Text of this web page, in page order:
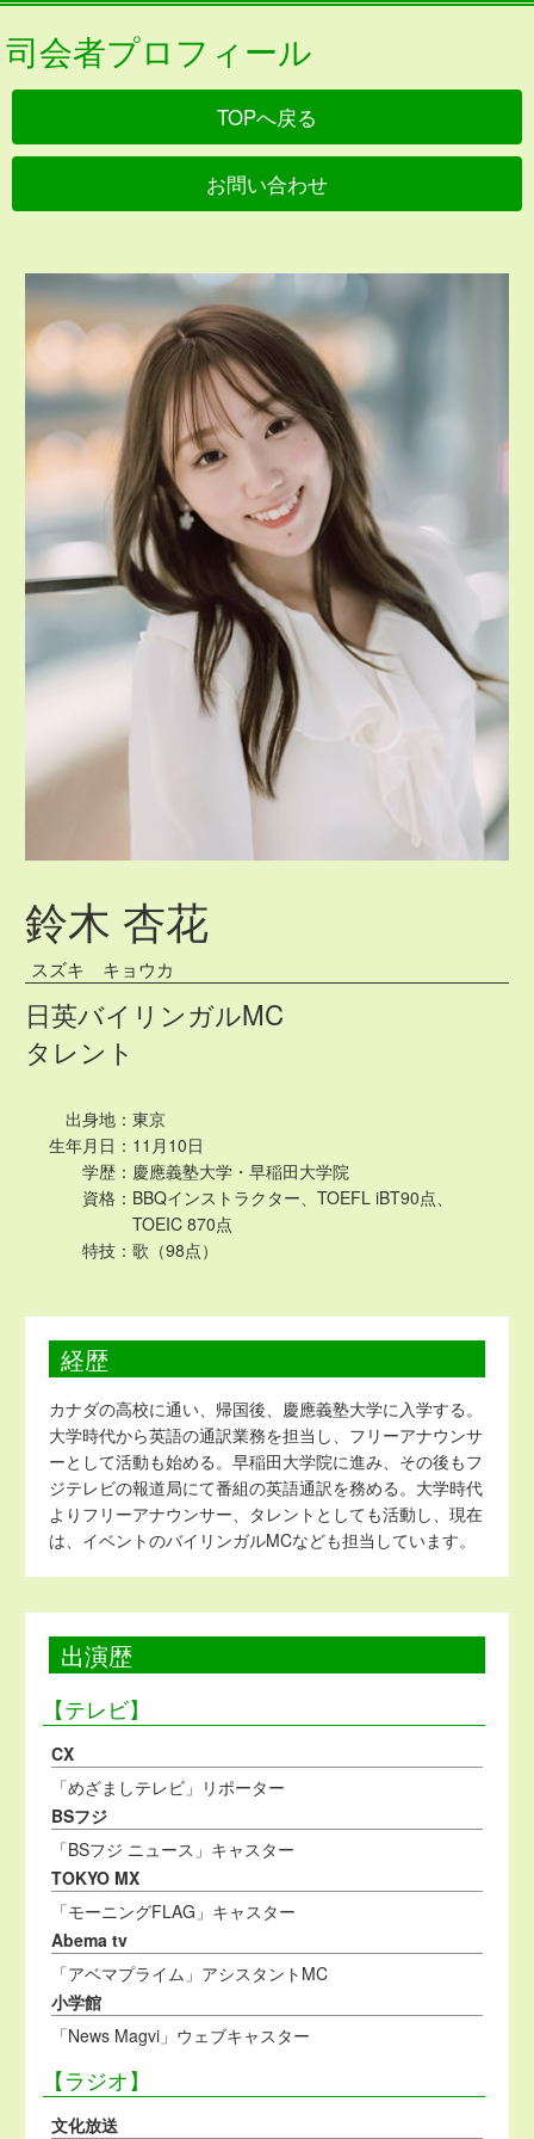
司会者プロフィール
TOPへ戻る
お問い合わせ
鈴木 杏花
スズキ キョウカ
日英バイリンガルMC
タレント
出身地： 東京
生年月日： 11月10日
学歴： 慶應義塾大学・早稲田大学院
資格： BBQインストラクター、TOEFL iBT90点、
TOEIC 870点
特技： 歌（98点）
経歴
カナダの高校に通い、帰国後、慶應義塾大学に入学する。
大学時代から英語の通訳業務を担当し、フリーアナウンサ
ーとして活動も始める。早稲田大学院に進み、その後もフ
ジテレビの報道局にて番組の英語通訳を務める。大学時代
よりフリーアナウンサー、タレントとしても活動し、現在
は、イベントのバイリンガルMCなども担当しています。
出演歴
【テレビ】
CX
「めざましテレビ」リポーター
BSフジ
「BSフジ ニュース」キャスター
TOKYO MX
「モーニングFLAG」キャスター
Abema tv
「アベマプライム」アシスタントMC
小学館
「News Magvi」ウェブキャスター
【ラジオ】
文化放送